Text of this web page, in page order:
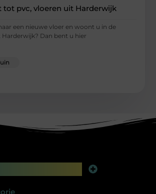
tot pvc, vloeren uit Harderwijk
een nieuwe vloer en woont u in de
Dan bent u hier